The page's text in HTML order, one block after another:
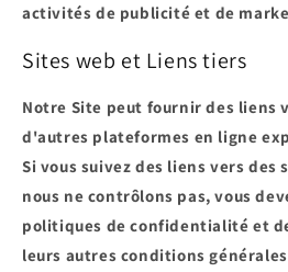
activités de publicité et de
Sites web et Liens tiers
Notre Site peut fournir des liens
d'autres plateformes en ligne
Si vous suivez des liens vers des
nous ne contrôlons pas, vous
politiques de confidentialité et
leurs autres conditions